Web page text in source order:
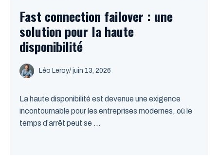
Fast connection failover : une
solution pour la haute
disponibilité
Léo Leroy/ juin 13, 2026
La haute disponibilité est devenue une exigence
incontournable pour les entreprises modernes, où le
temps d’arrêt peut se ...